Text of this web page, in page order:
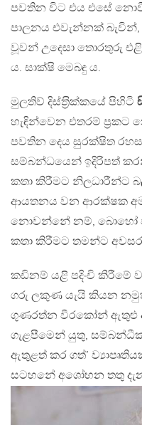
පවතින විට එය එසේ
පාලනය එවැන්නක් බැවින්,
වූවන් උදෙසා තොරතුරු
ය. සාක්ෂි මෙබඳු ය.
මුලතිව් දිස්ත‍්‍රික්කයේ පිහිටි
හැඳින්වෙන එතරම් ප‍්‍රකට
පවතින දෙය සුරක්ෂිත
සම්බන්ධයෙන් ඉදිරිපත්
කතා කිරීමට නිලධාරීන්ට
ආයතනය වන ආරක්ෂක
නොවන්නේ නම්, බොහෝ
කතා කිරීමට තමන්ට අවසර
කඩිනම් යළි පදිංචි කිරීමේ
ගරු ලකුණ යැයි කියන
ගුණරත්න වීරකෝන් ඇතුළු
ගැළපීමෙන් යුතු,
ඇතුළත් කර ගත්’
සටහනේ අශෝභන තතු